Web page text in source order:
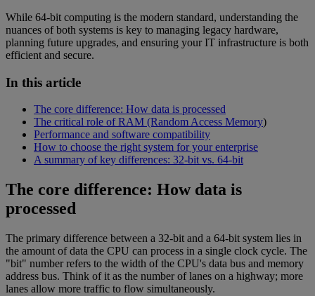
While 64-bit computing is the modern standard, understanding the
nuances of both systems is key to managing legacy hardware,
planning future upgrades, and ensuring your IT infrastructure is both
efficient and secure.
In this article
The core difference: How data is processed
The critical role of RAM (Random Access Memory)
Performance and software compatibility
How to choose the right system for your enterprise
A summary of key differences: 32-bit vs. 64-bit
The core difference: How data is
processed
The primary difference between a 32-bit and a 64-bit system lies in
the amount of data the CPU can process in a single clock cycle. The
"bit" number refers to the width of the CPU's data bus and memory
address bus. Think of it as the number of lanes on a highway; more
lanes allow more traffic to flow simultaneously.